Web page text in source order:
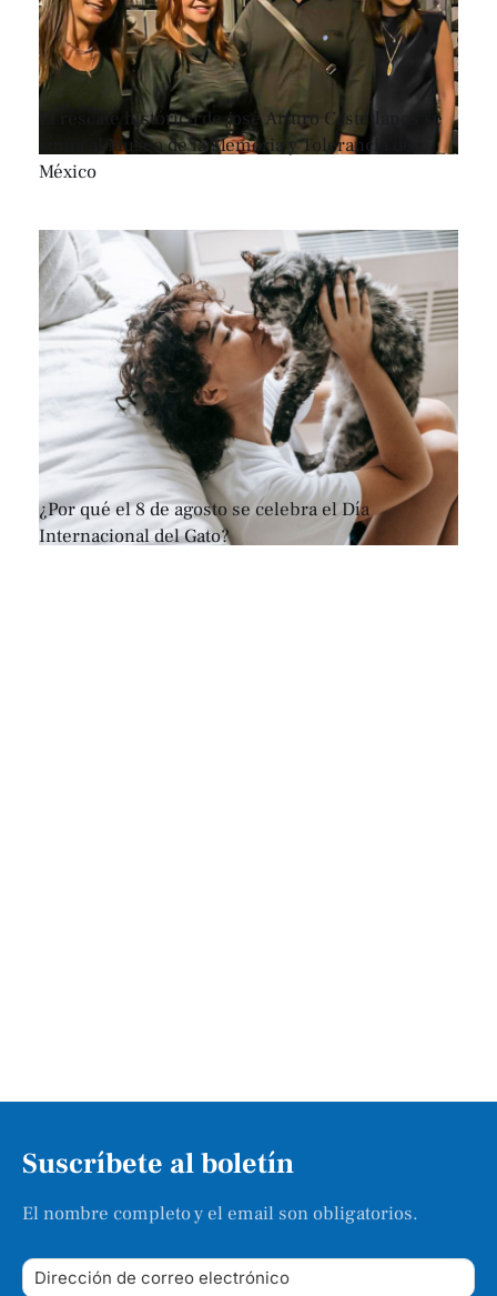
El rescate histórico de José Arturo Castellanos se
suma al Museo de la Memoria y Tolerancia de
México
¿Por qué el 8 de agosto se celebra el Día
Internacional del Gato?
Suscríbete al boletín
El nombre completo y el email son obligatorios.